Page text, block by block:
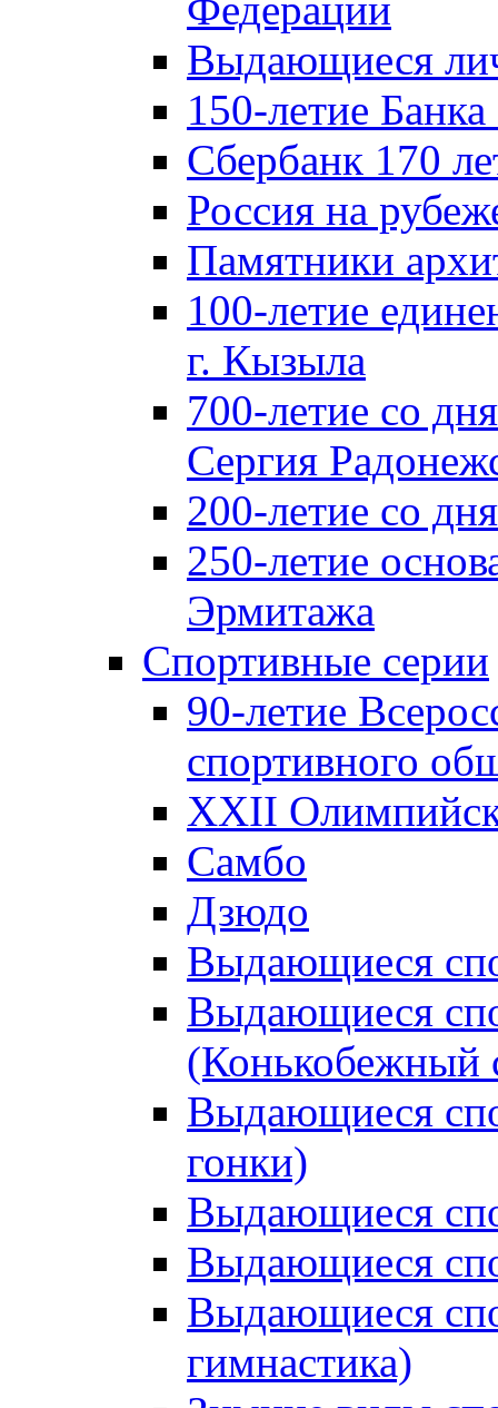
Выдающиеся
150-летие
Сбербанк 170
Россия на
Памятники
100-летие
г. Кызыла
700-летие со
Сергия
200-летие со
250-летие
Эрмитажа
Спортивные серии
90-летие
спортивного
XXII
Самбо
Дзюдо
Выдающиеся
Выдающиеся
(Конькобежный
Выдающиеся
гонки)
Выдающиеся
Выдающиеся
Выдающиеся
гимнастика)